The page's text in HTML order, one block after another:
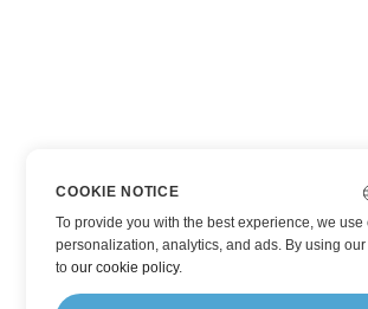
COOKIE NOTICE
To provide you with the best experience, we use
personalization, analytics, and ads. By using
toour cookie policy.